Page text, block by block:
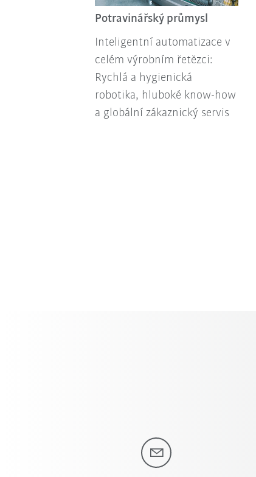
Potravinářský průmysl
Inteligentní automatizace v
celém výrobním řetězci:
Rychlá a hygienická
robotika, hluboké know-how
a globální zákaznický servis